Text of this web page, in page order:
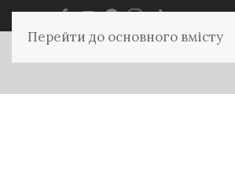
Перейти до основного вмісту